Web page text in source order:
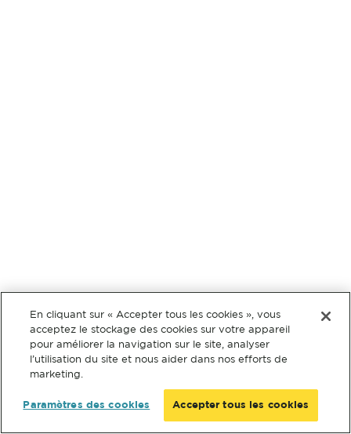
En cliquant sur « Accepter tous les cookies », vous
acceptez le stockage des cookies sur votre appareil
pour améliorer la navigation sur le site, analyser
l’utilisation du site et nous aider dans nos efforts de
marketing.
Paramètres des cookies Accepter tous les cookies